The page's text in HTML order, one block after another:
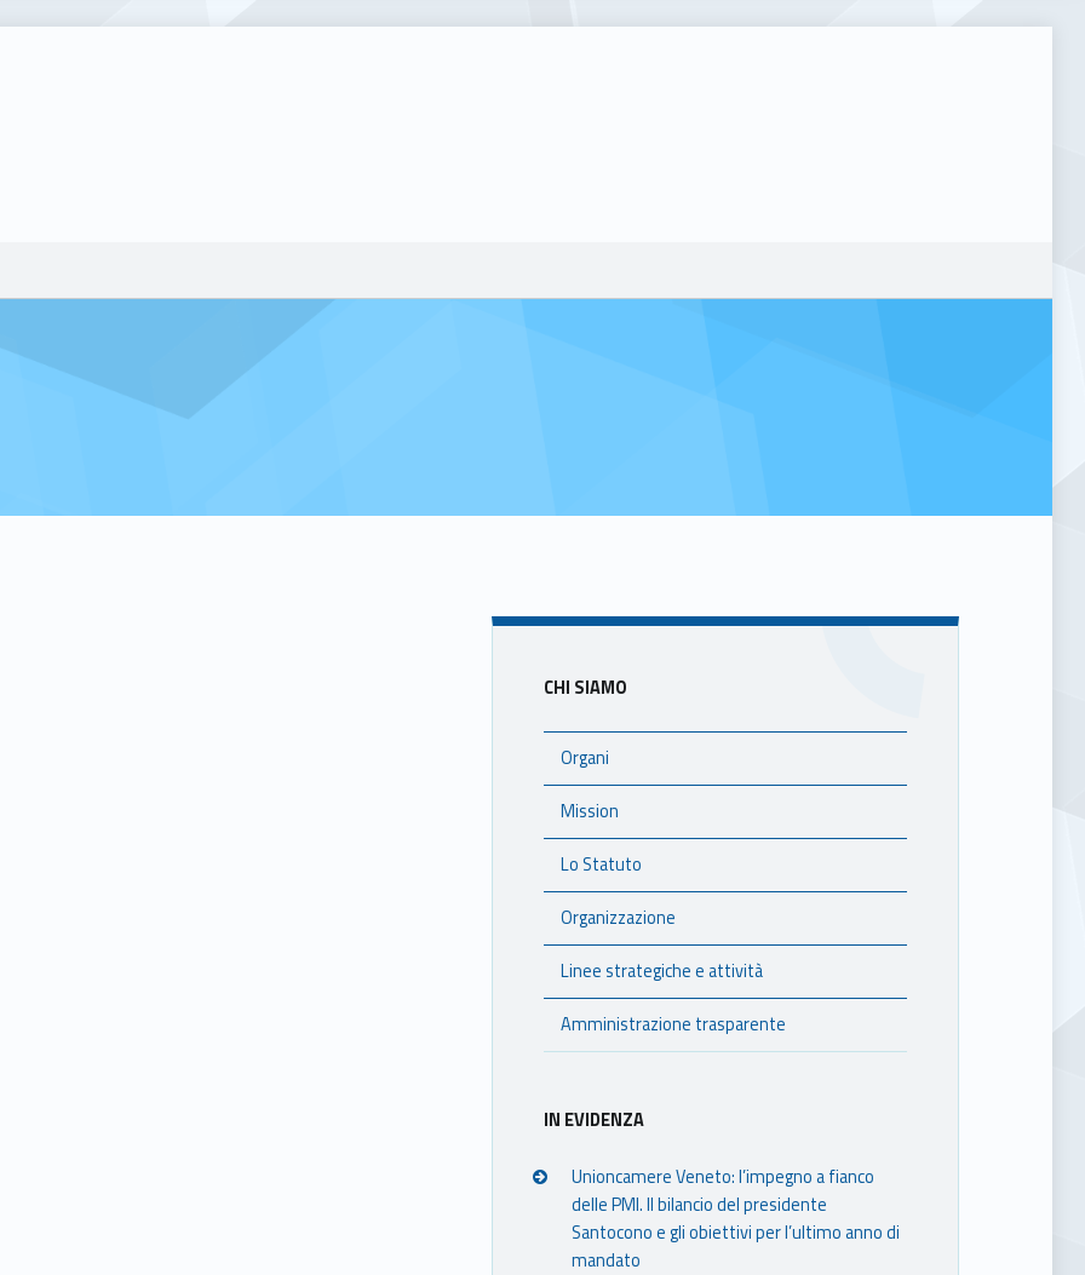
Sidebar
CHI SIAMO
Organi
Mission
Lo Statuto
Organizzazione
Linee strategiche e attività
Amministrazione trasparente
IN EVIDENZA
Unioncamere Veneto: l’impegno a fianco
delle PMI. Il bilancio del presidente
Santocono e gli obiettivi per l’ultimo anno di
mandato